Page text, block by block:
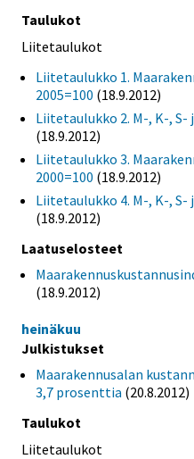
Taulukot
Liitetaulukot
Liitetaulukko 1.
2005=100 (18.9.2012)
Liitetaulukko 2. M-, K-, S-
(18.9.2012)
Liitetaulukko 3.
2000=100 (18.9.2012)
Liitetaulukko 4. M-, K-, S-
(18.9.2012)
Laatuselosteet
(18.9.2012)
heinäkuu
Julkistukset
Maarakennusalan
3,7 prosenttia (20.8.2012)
Taulukot
Liitetaulukot